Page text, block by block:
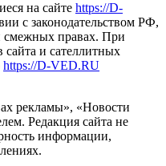
на сайте https://D-
с законодательством РФ,
смежных правах. При
и сателлитных
https://D-VED.RU
рекламы», «Новости
Редакция сайта не
информации,